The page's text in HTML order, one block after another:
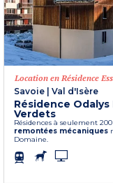
Location en Résidence
Savoie | Val d'Isère
Résidence Odalys
Verdets
Résidences à seulement
remontées mécaniques
Domaine.